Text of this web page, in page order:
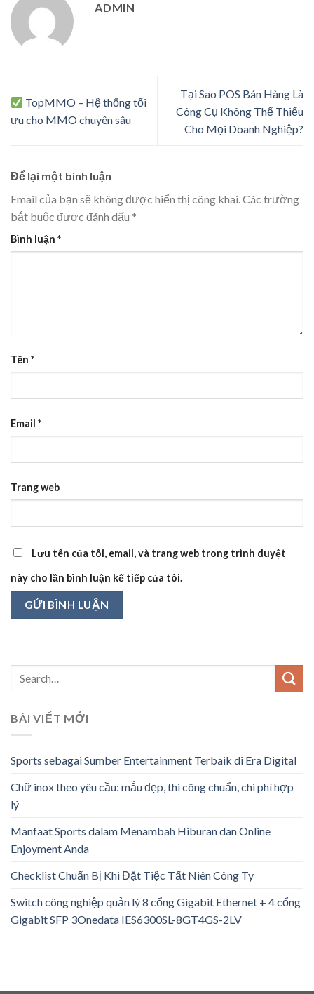
ADMIN
TopMMO – Hệ thống tối
ưu cho MMO chuyên sâu
Tại Sao POS Bán Hàng Là
Công Cụ Không Thể Thiếu
Cho Mọi Doanh Nghiệp?
Để lại một bình luận
Email của bạn sẽ không được hiển thị công khai.Các trường
bắt buộc được đánh dấu *
Bình luận *
Tên *
Email *
Trang web
Lưu tên của tôi, email, và trang web trong trình duyệt
này cho lần bình luận kế tiếp của tôi.
BÀI VIẾT MỚI
Sports sebagai Sumber Entertainment Terbaik di Era Digital
Chữ inox theo yêu cầu: mẫu đẹp, thi công chuẩn, chi phí hợp
lý
Manfaat Sports dalam Menambah Hiburan dan Online
Enjoyment Anda
Checklist Chuẩn Bị Khi Đặt Tiệc Tất Niên Công Ty
Switch công nghiệp quản lý 8 cổng Gigabit Ethernet + 4 cổng
Gigabit SFP 3Onedata IES6300SL-8GT4GS-2LV